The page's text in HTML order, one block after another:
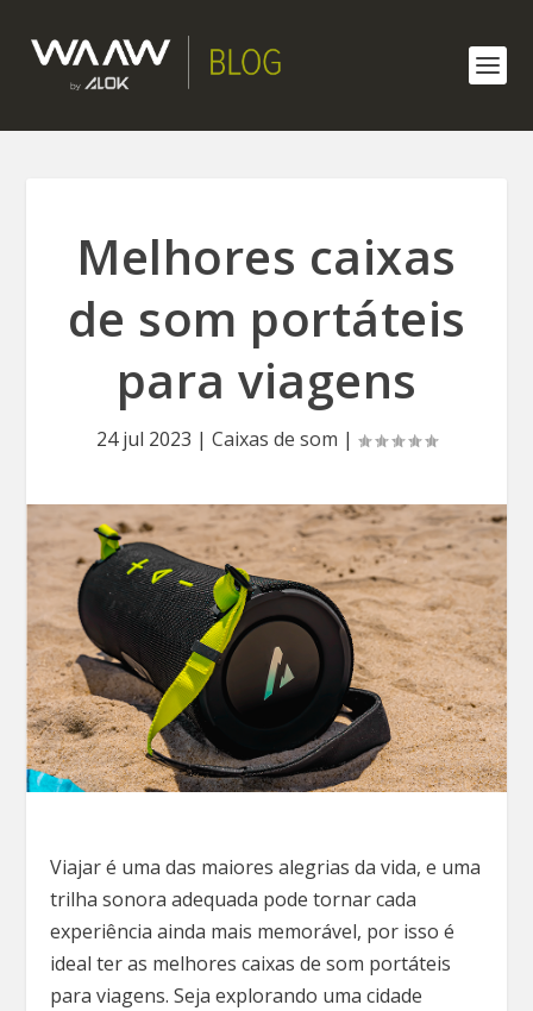
Melhores caixas
de som portáteis
para viagens
24 jul 2023 | Caixas de som |
Viajar é uma das maiores alegrias da vida, e uma
trilha sonora adequada pode tornar cada
experiência ainda mais memorável, por isso é
ideal ter as melhores caixas de som portáteis
para viagens. Seja explorando uma cidade